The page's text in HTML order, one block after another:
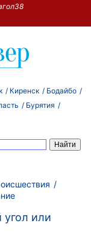
Киренск
Бодайбо
Бурятия
или